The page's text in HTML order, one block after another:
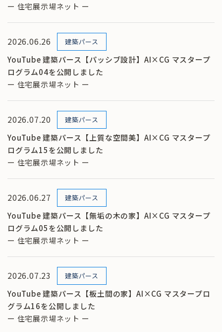
ー 住宅展示場ネット ー
2026.06.26 建築パース
YouTube 建築パース【パッシブ設計】AI×CG マスタープ
ログラム04を公開しました
ー 住宅展示場ネット ー
2026.07.20 建築パース
YouTube 建築パース【上質な空間美】AI×CG マスタープ
ログラム15を公開しました
ー 住宅展示場ネット ー
2026.06.27 建築パース
YouTube 建築パース【無垢の木の家】AI×CG マスタープ
ログラム05を公開しました
ー 住宅展示場ネット ー
2026.07.23 建築パース
YouTube 建築パース【板土間の家】AI×CG マスタープロ
グラム16を公開しました
ー 住宅展示場ネット ー